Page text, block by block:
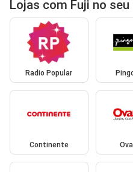
Lojas com Fuji no
Radio Popular
Continente